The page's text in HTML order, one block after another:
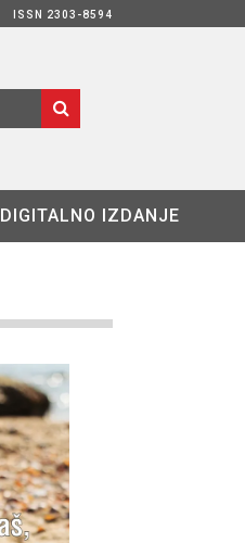
ISSN 2303-8594
DIGITALNO IZDANJE